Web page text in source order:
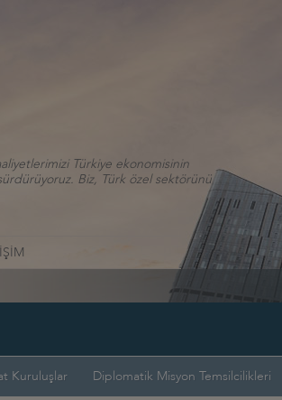
Türkiye ekonomisinin
Biz, Türk özel sektörünü
Kuruluşlar Diplomatik Misyon Temsilcilikleri